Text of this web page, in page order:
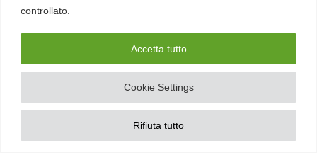
controllato.
Cookie Settings
Rifiuta tutto
Accetta tutto